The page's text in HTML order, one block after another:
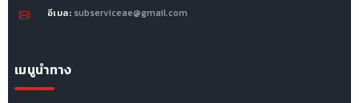
อีเมล: subserviceae@gmail.com
เมนูนำทาง